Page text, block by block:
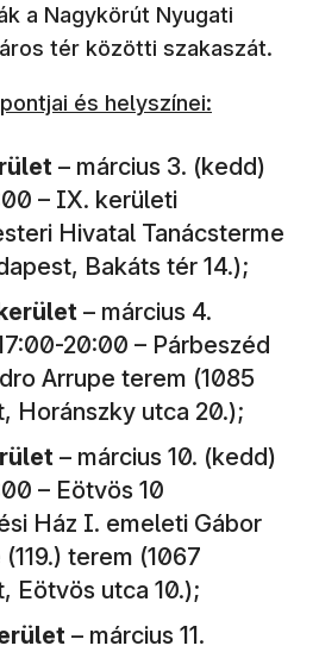
a Nagykörút Nyugati
tér közötti szakaszát.
és helyszínei:
– március 3. (kedd)
– IX. kerületi
Hivatal Tanácsterme
Bakáts tér 14.);
– március 4.
20:00 – Párbeszéd
Arrupe terem (1085
Horánszky utca 20.);
– március 10. (kedd)
– Eötvös 10
Ház I. emeleti Gábor
terem (1067
Eötvös utca 10.);
– március 11.